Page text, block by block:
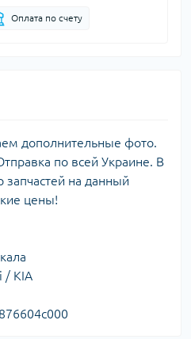
Оплата по счету
дополнительные фото.
по всей Украине. В
на данный
цены!
/ KIA